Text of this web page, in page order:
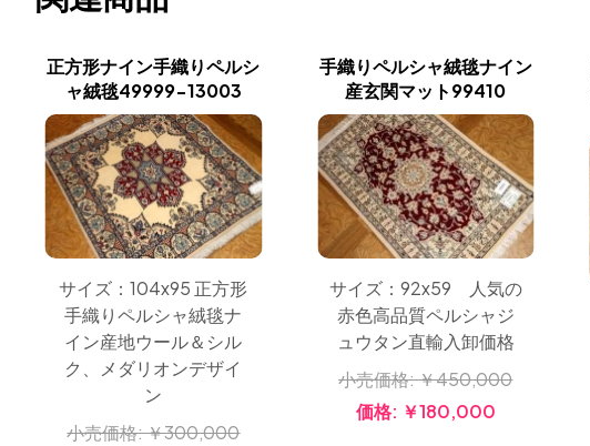
正方形ナイン手織りペルシ
ャ絨毯49999-13003
サイズ：104x95 正方形
手織りペルシャ絨毯ナ
イン産地ウール＆シル
ク、メダリオンデザイ
ン
小売価格:￥300,000
手織りペルシャ絨毯ナイン
産玄関マット99410
サイズ：92x59 人気の
赤色高品質ペルシャジ
ュウタン直輸入卸価格
小売価格:￥450,000
価格: ￥180,000